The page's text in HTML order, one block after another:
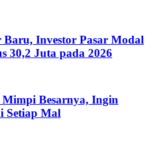
Investor Pasar Modal
30,2 Juta pada 2026
Besarnya, Ingin
Setiap Mal